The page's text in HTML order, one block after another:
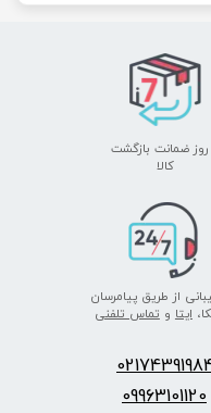
از طریق پیامرسان
ایتا وتماس تلفنی
​​​​​​​کالا
0
09963101120